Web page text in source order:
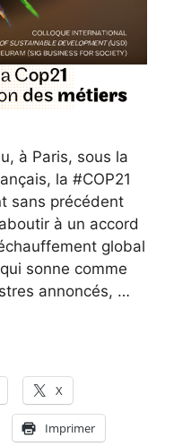
à Paris, sous la
la #COP21
sans précédent
à un accord
global
sonne comme
annoncés, …
X
Imprimer